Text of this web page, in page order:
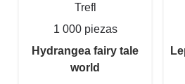
Trefl
1 000 piezas
Hydrangea fairy tale
world